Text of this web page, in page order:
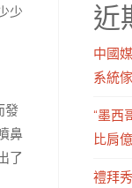
少
發
鼻
了
近
中國
系統
“墨西
比肩
禮拜